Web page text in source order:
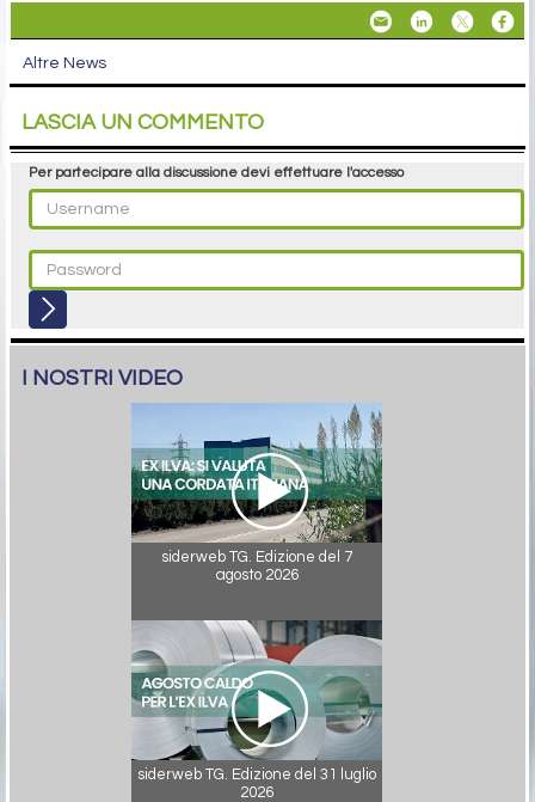
Altre News
LASCIA UN COMMENTO
Per partecipare alla discussione devi effettuare l'accesso
I NOSTRI VIDEO
siderweb TG. Edizione del 7
agosto 2026
siderweb TG. Edizione del 31 luglio
2026